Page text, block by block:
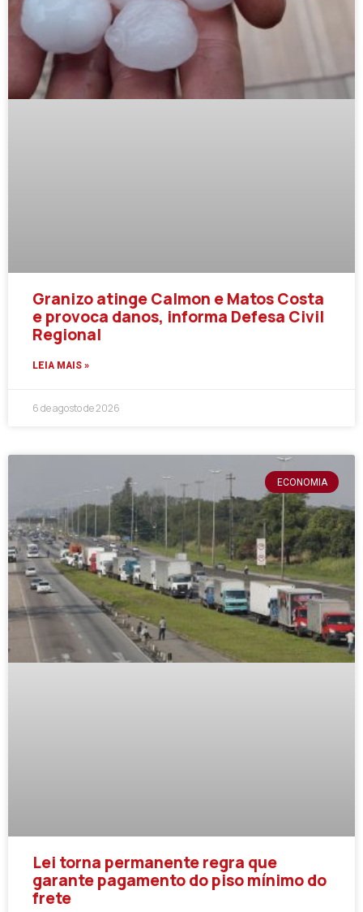
Granizo atinge Calmon e Matos Costa
e provoca danos, informa Defesa Civil
Regional
LEIA MAIS »
6 de agosto de 2026
ECONOMIA
Lei torna permanente regra que
garante pagamento do piso mínimo do
frete